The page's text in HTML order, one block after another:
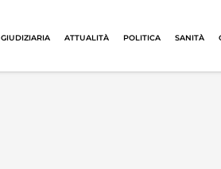
GIUDIZIARIA ATTUALITÀ POLITICA SANITÀ